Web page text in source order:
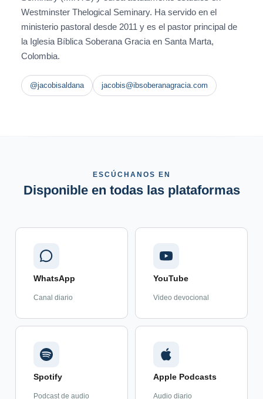
Westminster Thelogical Seminary. Ha servido en el
ministerio pastoral desde 2011 y es el pastor principal de
la Iglesia Bíblica Soberana Gracia en Santa Marta,
Colombia.
@jacobisaldana jacobis@ibsoberanagracia.com
ESCÚCHANOS EN
Disponible en todas las plataformas
WhatsApp
Canal diario
YouTube
Video devocional
Spotify
Podcast de audio
Apple Podcasts
Audio diario